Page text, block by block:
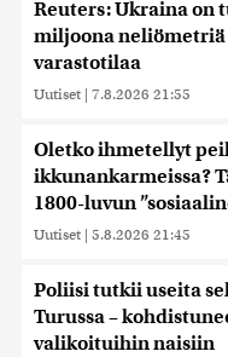
Reuters: Ukraina on
miljoona
varastotilaa
Uutiset | 7.8.2026 21:55
Oletko ihmetellyt
ikkunankarmeissa?
1800-luvun
Uutiset | 5.8.2026 21:45
Poliisi tutkii useita
Turussa –
valikoituihin naisiin